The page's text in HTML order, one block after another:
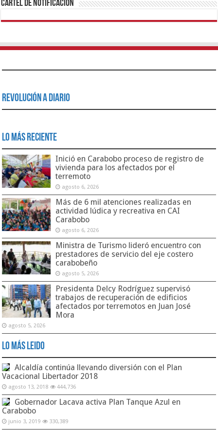
Cartel de Notificación
Revolución a Diario
Lo Más Reciente
Inició en Carabobo proceso de registro de
vivienda para los afectados por el
terremoto
agosto 6, 2026
Más de 6 mil atenciones realizadas en
actividad lúdica y recreativa en CAI
Carabobo
agosto 6, 2026
Ministra de Turismo lideró encuentro con
prestadores de servicio del eje costero
carabobeño
agosto 5, 2026
Presidenta Delcy Rodríguez supervisó
trabajos de recuperación de edificios
afectados por terremotos en Juan José
Mora
agosto 5, 2026
Lo Más Leido
Alcaldía continúa llevando diversión con el Plan
Vacacional Libertador 2018
agosto 13, 2018 444,736
Gobernador Lacava activa Plan Tanque Azul en
Carabobo
junio 3, 2019 330,389